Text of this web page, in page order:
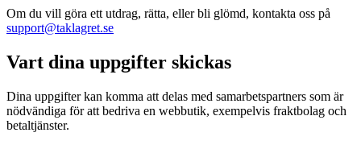
Om du vill göra ett utdrag, rätta, eller bli glömd, kontakta oss på
support@taklagret.se
Vart dina uppgifter skickas
Dina uppgifter kan komma att delas med samarbetspartners som är
nödvändiga för att bedriva en webbutik, exempelvis fraktbolag och
betaltjänster.